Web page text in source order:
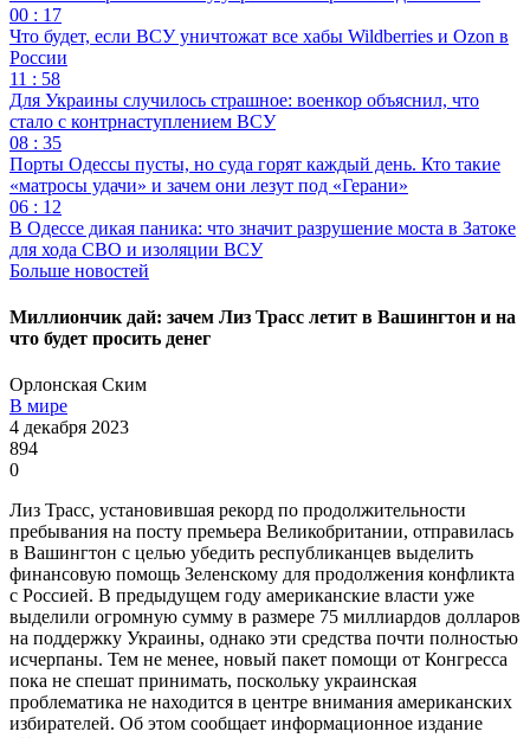
00 : 17
Что будет, если ВСУ уничтожат все хабы Wildberries и Ozon в
России
11 : 58
Для Украины случилось страшное: военкор объяснил, что
стало с контрнаступлением ВСУ
08 : 35
Порты Одессы пусты, но суда горят каждый день. Кто такие
«матросы удачи» и зачем они лезут под «Герани»
06 : 12
В Одессе дикая паника: что значит разрушение моста в Затоке
для хода СВО и изоляции ВСУ
Больше новостей
Миллиончик дай: зачем Лиз Трасс летит в Вашингтон и на
что будет просить денег
Орлонская Ским
В мире
4 декабря 2023
894
0
Лиз Трасс, установившая рекорд по продолжительности
пребывания на посту премьера Великобритании, отправилась
в Вашингтон с целью убедить республиканцев выделить
финансовую помощь Зеленскому для продолжения конфликта
с Россией. В предыдущем году американские власти уже
выделили огромную сумму в размере 75 миллиардов долларов
на поддержку Украины, однако эти средства почти полностью
исчерпаны. Тем не менее, новый пакет помощи от Конгресса
пока не спешат принимать, поскольку украинская
проблематика не находится в центре внимания американских
избирателей. Об этом сообщает информационное издание